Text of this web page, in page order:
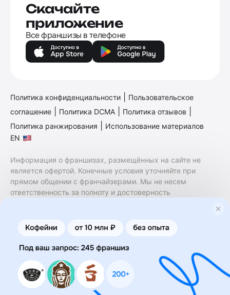
Скачайте
приложение
Все франшизы в телефоне
Политика конфиденциальности
Пользовательское
соглашение
Политика DCMA Политика отзывов
Политика ранжирования
Использование материалов
EN
Информация о франшизах, размещённых на сайте не
является офертой. Конечные условия уточняйте при
прямом общении с франчайзерами. Мы не несем
ответственность за полноту и достоверность
финансовые услуги. Заключение договоров
коммерческой концессии (франчайзинга) осуществляется
правообладателями/их представителями. Бизнесменс.ру
не является посредником или представителем
правообладателя и не несет ответственность за условия
предоставления франшизы и действия лиц,
осуществленные на основании информации, имеющейся